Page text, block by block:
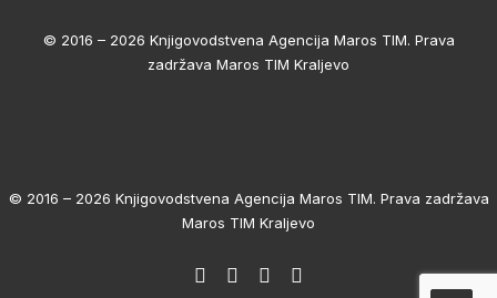
© 2016 – 2026 Knjigovodstvena Agencija Maros TIM. Prava
zadržava Maros TIM Kraljevo
© 2016 – 2026 Knjigovodstvena Agencija Maros TIM. Prava zadržava
Maros TIM Kraljevo